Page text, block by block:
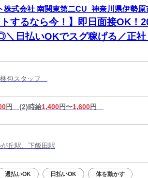
株式会社 南関東第二CU_神奈川県伊勢原
トするなら今！】即日面接OK！
日払いOKでスグ稼げる／正社
包スタッフ
円 (2)時給1,400円〜1,600円
丘駅、下飯田駅
週払いOK 日払いOK 体を動かす